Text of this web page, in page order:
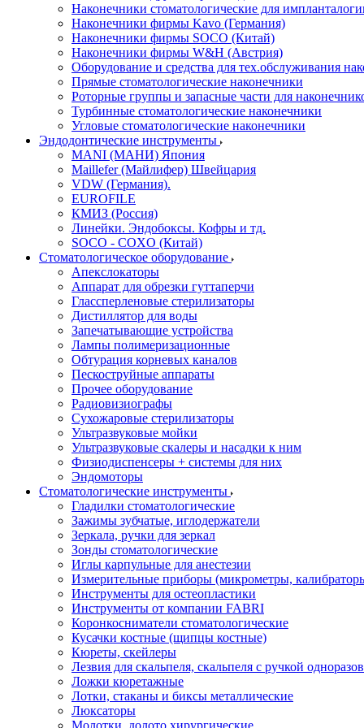
Наконечники стоматологические для
Наконечники фирмы Kavo (Германия)
Наконечники фирмы SOCO (Китай)
Наконечники фирмы W&H (Австрия)
Оборудование и средства для тех.обслуживания
Прямые стоматологические наконечники
Роторные группы и запасные части для
Турбинные стоматологические наконечники
Угловые стоматологические наконечники
Эндодонтические инструменты
MANI (МАНИ) Япония
Maillefer (Майлифер) Швейцария
VDW (Германия).
EUROFILE
КМИЗ (Россия)
Линейки. Эндобоксы. Кофры и тд.
SOCO - COXO (Китай)
Стоматологическое оборудование
Апекслокаторы
Аппарат для обрезки гуттаперчи
Глассперленовые стерилизаторы
Дистиллятор для воды
Запечатывающие устройства
Лампы полимеризационные
Обтурация корневых каналов
Пескоструйные аппараты
Прочее оборудование
Радиовизиографы
Сухожаровые стерилизаторы
Ультразвуковые мойки
Ультразвуковые скалеры и насадки к ним
Физиодиспенсеры + системы для них
Эндомоторы
Стоматологические инструменты
Гладилки стоматологические
Зажимы зубчатые, иглодержатели
Зеркала, ручки для зеркал
Зонды стоматологические
Иглы карпульные для анестезии
Измерительные приборы (микрометры,
Инструменты для остеопластики
Инструменты от компании FABRI
Коронкосниматели стоматологические
Кусачки костные (щипцы костные)
Кюреты, скейлеры
Лезвия для скальпеля, скальпеля с ручкой
Ложки кюретажные
Лотки, стаканы и биксы металлические
Люксаторы